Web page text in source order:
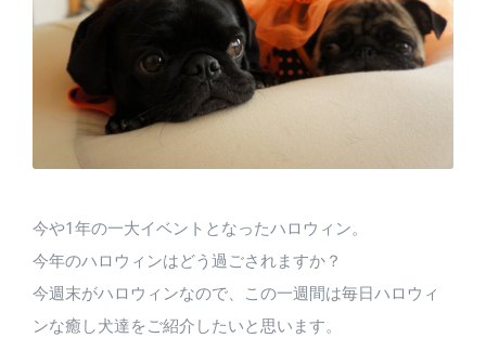
今や1年の一大イベントとなったハロウィン。
今年のハロウィンはどう過ごされますか？
今週末がハロウィンなので、この一週間は毎日ハロウィ
ンな癒し犬達をご紹介したいと思います。